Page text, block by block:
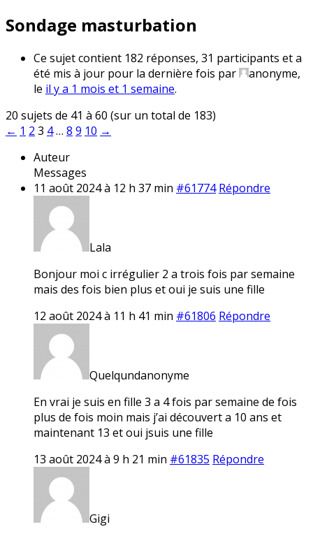
Sondage masturbation
Ce sujet contient 182 réponses, 31 participants et a
été mis à jour pour la dernière fois par
anonyme,
le il y a 1 mois et 1 semaine.
20 sujets de 41 à 60 (sur un total de 183)
← 1 2 3 4… 8 9 10 →
Auteur
Messages
11 août 2024 à 12 h 37 min #61774 Répondre
Lala
Bonjour moi c irrégulier 2 a trois fois par semaine
mais des fois bien plus et oui je suis une fille
12 août 2024 à 11 h 41 min #61806 Répondre
Quelqundanonyme
En vrai je suis en fille 3 a 4 fois par semaine de fois
plus de fois moin mais j’ai découvert a 10 ans et
maintenant 13 et oui jsuis une fille
13 août 2024 à 9 h 21 min #61835 Répondre
Gigi